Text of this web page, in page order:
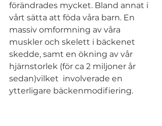
förändrades mycket. Bland annat i
vårt sätta att föda våra barn. En
massiv omformning av våra
muskler och skelett i bäckenet
skedde, samt en ökning av vår
hjärnstorlek (för ca 2 miljoner år
sedan)vilket  involverade en
ytterligare bäckenmodifiering.